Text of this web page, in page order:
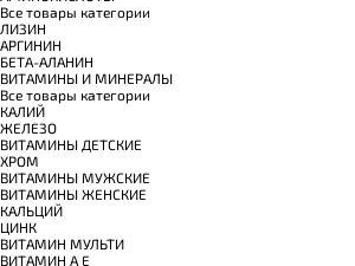
Все товары категории
ЛИЗИН
АРГИНИН
БЕТА-АЛАНИН
ВИТАМИНЫ И МИНЕРАЛЫ
Все товары категории
КАЛИЙ
ЖЕЛЕЗО
ВИТАМИНЫ ДЕТСКИЕ
ХРОМ
ВИТАМИНЫ МУЖСКИЕ
ВИТАМИНЫ ЖЕНСКИЕ
КАЛЬЦИЙ
ЦИНК
ВИТАМИН МУЛЬТИ
ВИТАМИН A E